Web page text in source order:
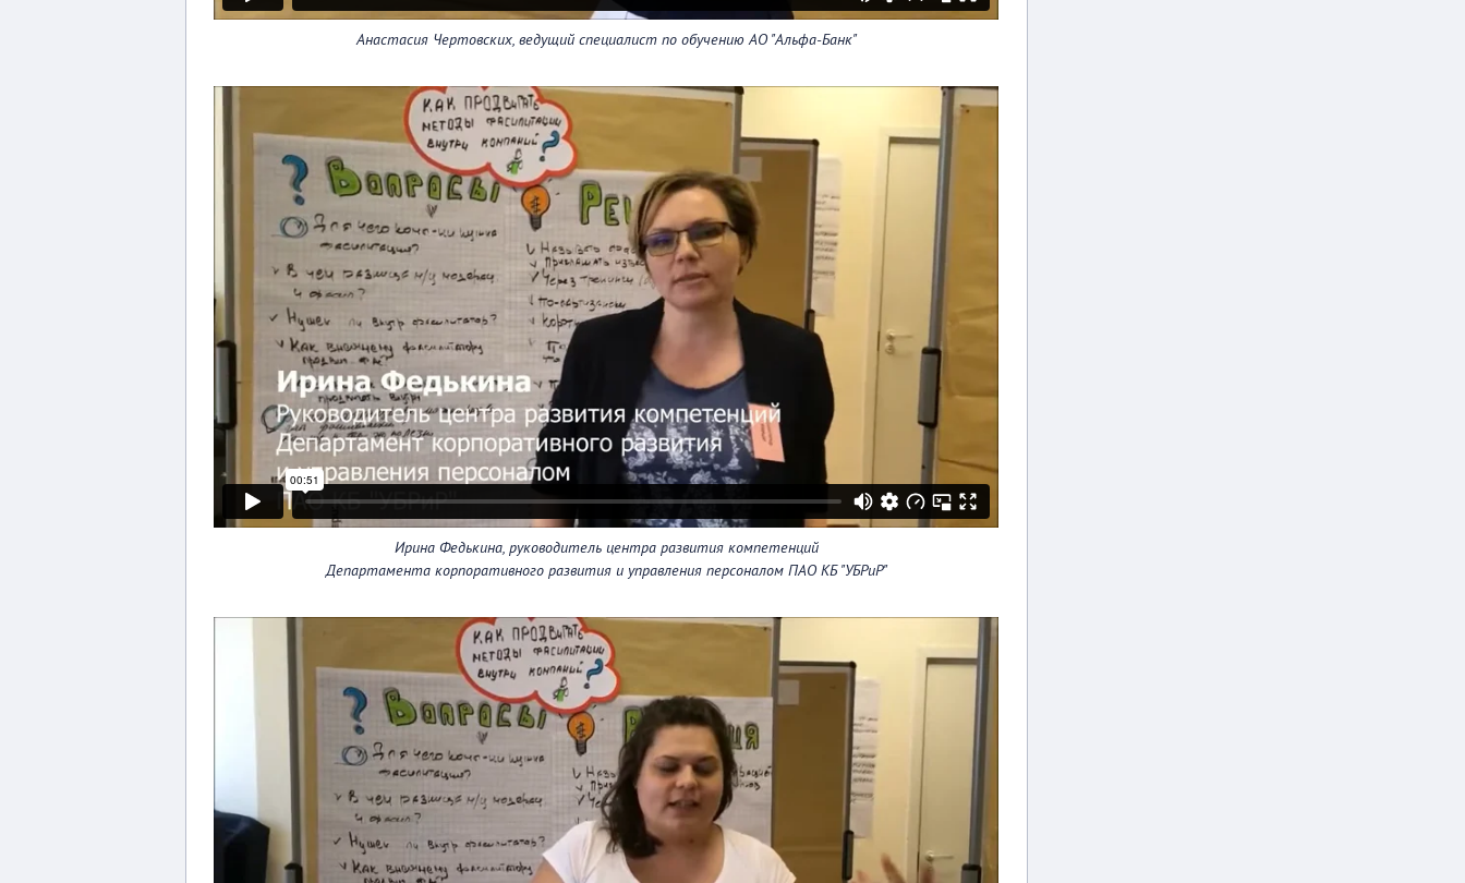
Анастасия Чертовских, ведущий специалист по обучению АО "Альфа-Банк"
Ирина Федькина, руководитель центра развития компетенций
Департамента корпоративного развития и управления персоналом ПАО КБ "УБРиР"